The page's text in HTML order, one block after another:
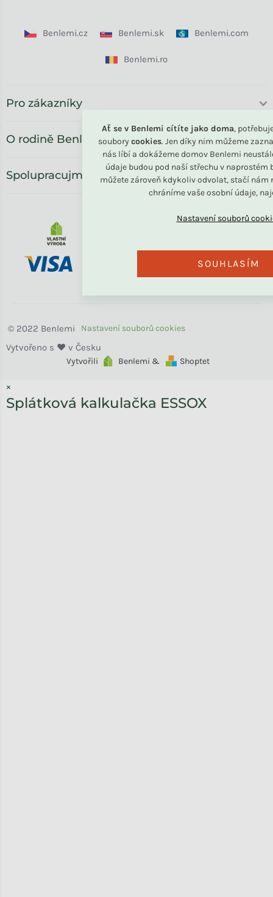
Ať se v Benlemi cítíte jako doma,
soubory cookies. Jen díky nim můžeme
nás líbí a dokážeme domov Benlemi
údaje budou pod naší střechu v naprostém
můžete zároveň kdykoliv odvolat, stačí nám
chráníme vaše osobní údaje,
SOUHLASÍM
Benlemi.cz Benlemi.sk Benlemi.com
Benlemi.ro
Pro zákazníky
O rodině Benlemi
Spolupracujme
Vytvořili Benlemi & Shoptet
Benlemi
×
Splátková kalkulačka ESSOX